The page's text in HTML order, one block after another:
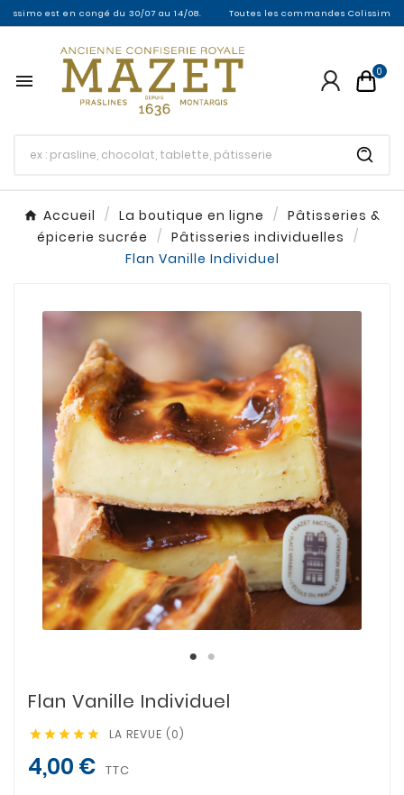
est en congé du 30/07 au 14/08. Toutes les commandes Colissimo entre
 0
Accueil La boutique en ligne
Pâtisseries &
épicerie sucrée
Pâtisseries individuelles
Flan Vanille Individuel
Flan Vanille Individuel
     LA REVUE (0)
4,00 € TTC